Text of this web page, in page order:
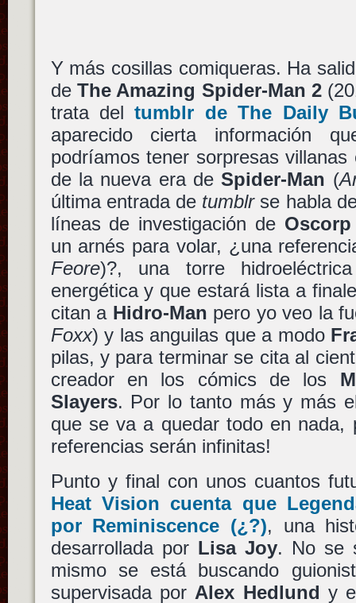
Y más cosillas comiqueras. Ha
de The Amazing Spider-Man 2
trata deltumblr deThe Daily
aparecido cierta información
podríamos tener sorpresas
de la nueva era deSpider-Man (
última entrada de tumblrse habla
líneas de investigación de Oscorp
un arnés para volar, ¿una
Feore)?, una torre
energética y que estará lista a
citan a Hidro-Man pero yo veo la
Foxx) y las anguilas que a modo
pilas, y para terminar se cita al
creador en los cómics de los
Slayers. Por lo tanto más y más
que se va a quedar todo en nada,
referencias serán infinitas!
Punto y final con unos cuantos
Heat Vision cuenta que
por Reminiscence (¿?), una
desarrollada por Lisa Joy. No se
mismo se está buscando
supervisada por Alex Hedlund y